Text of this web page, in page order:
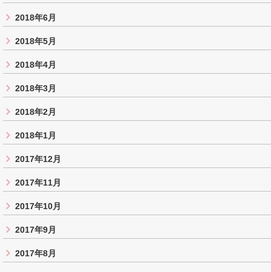
2018年6月
2018年5月
2018年4月
2018年3月
2018年2月
2018年1月
2017年12月
2017年11月
2017年10月
2017年9月
2017年8月